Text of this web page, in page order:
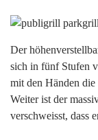
Der
sich in fünf Stufen
mit den Händen die
Weiter ist der
verschweisst, dass